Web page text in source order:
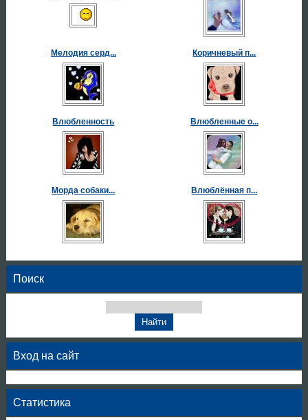
Мелодия серд... Коричневый п...
Влюбленность Влюбленные о...
Морда собаки... Влюблённая п...
Поиск
Вход на сайт
Статистика